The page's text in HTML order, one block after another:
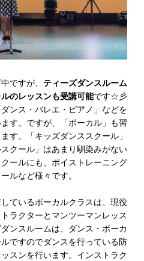
ですが、 ティーズダンスルーム
のレッスンも受講可能です☆彡
ンス・バレエ・ピアノ」などを
す。ですが、「ボーカル」も習
す。「キッズダンススクール」
クール」はあまり馴染みがない
ールにも、ボイストレーニング
ルなど様々です。
ているボーカルクラスは、現役
ラクターとマンツーマンレッス
ンスルームは、ダンス・ボーカ
ですのでダンスを行っている防
スンを行います。インストラク